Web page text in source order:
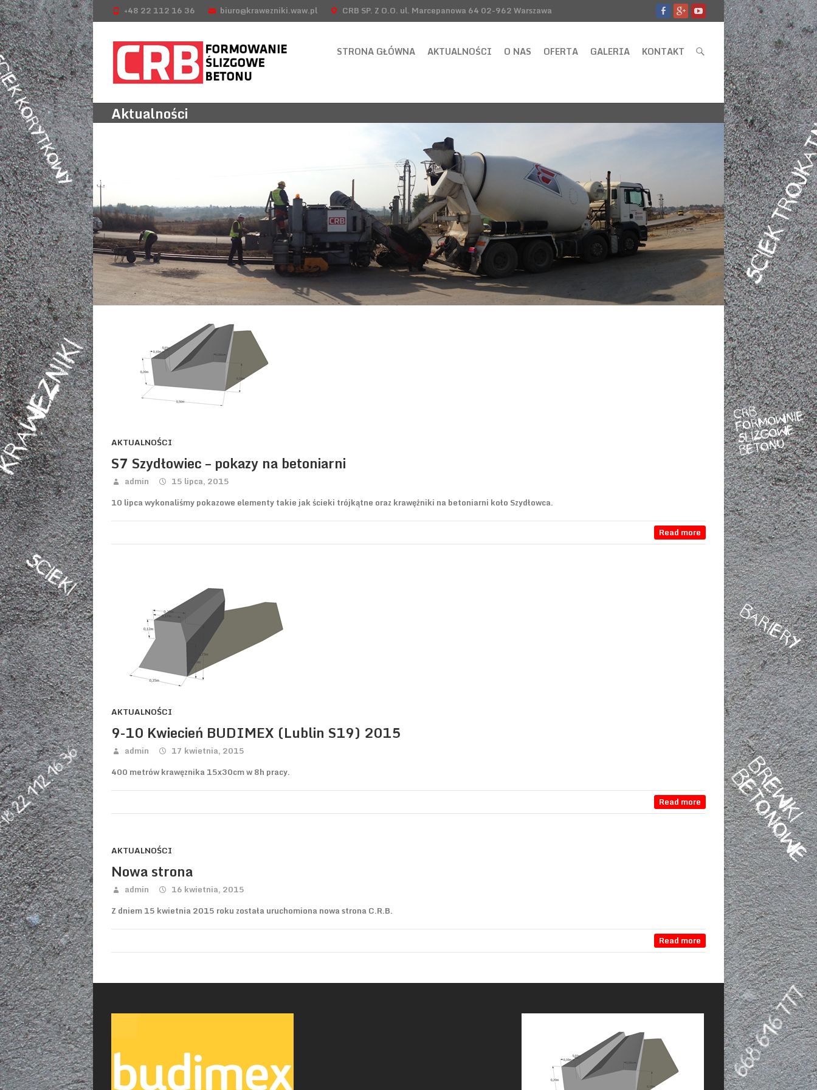
+48 22 112 16 36 biuro@krawezniki.waw.pl CRB SP. Z O.O. ul. Marcepanowa 64 02-962 Warszawa
STRONA GŁÓWNA AKTUALNOŚCI O NAS OFERTA GALERIA KONTAKT
Aktualności
AKTUALNOŚCI
S7 Szydłowiec – pokazy na betoniarni
admin
15 lipca, 2015
10 lipca wykonaliśmy pokazowe elementy takie jak ścieki trójkątne oraz krawężniki na betoniarni koło Szydłowca.
Read more
AKTUALNOŚCI
9-10 Kwiecień BUDIMEX (Lublin S19) 2015
admin
17 kwietnia, 2015
400 metrów krawęznika 15x30cm w 8h pracy.
Read more
AKTUALNOŚCI
Nowa strona
admin
16 kwietnia, 2015
Z dniem 15 kwietnia 2015 roku została uruchomiona nowa strona C.R.B.
Read more